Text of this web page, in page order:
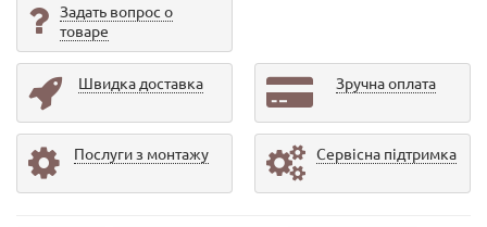
Задать вопрос о
товаре
Швидка доставка Зручна оплата
Послуги з монтажу Сервісна підтримка